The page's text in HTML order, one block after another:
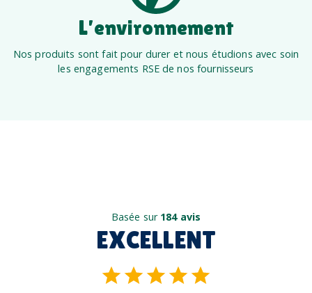
L’environnement
Nos produits sont fait pour durer et nous étudions avec soin
les engagements RSE de nos fournisseurs
Basée sur 184 avis
EXCELLENT